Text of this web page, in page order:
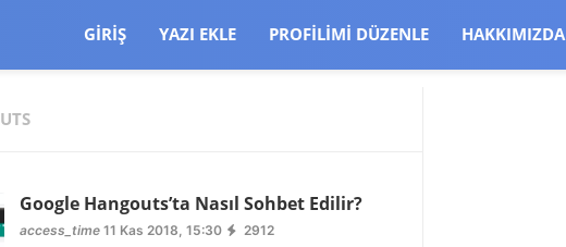
GIRIŞ YAZI EKLE PROFILIMI DÜZENLE HAKKIMIZDA
Google Hangouts’ta Nasıl Sohbet Edilir?
access_time 11 Kas 2018, 15:30 2912